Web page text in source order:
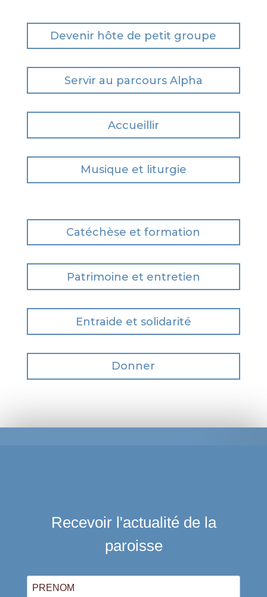
Devenir hôte de petit groupe
Servir au parcours Alpha
Accueillir
Musique et liturgie
Catéchèse et formation
Patrimoine et entretien
Entraide et solidarité
Donner